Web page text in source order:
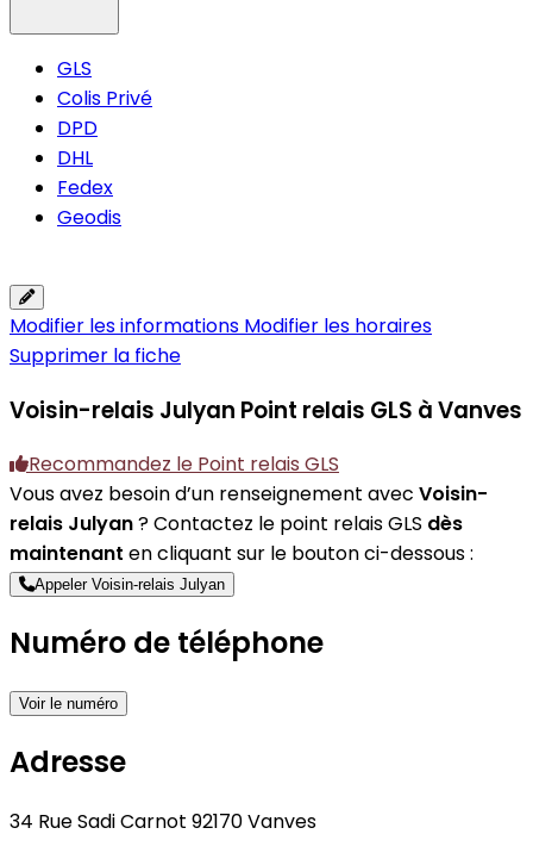
GLS
Colis Privé
DPD
DHL
Fedex
Geodis
Modifier les informations Modifier les horaires
Supprimer la fiche
Voisin-relais Julyan Point relais GLS à Vanves
Recommandez le Point relais GLS
Vous avez besoin d’un renseignement avec Voisin-
relais Julyan? Contactez le point relais GLS dès
maintenant en cliquant sur le bouton ci-dessous :
Appeler Voisin-relais Julyan
Numéro de téléphone
Voir le numéro
Adresse
34 Rue Sadi Carnot 92170 Vanves